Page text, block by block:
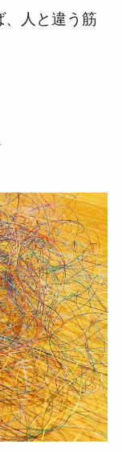
、人と違う筋